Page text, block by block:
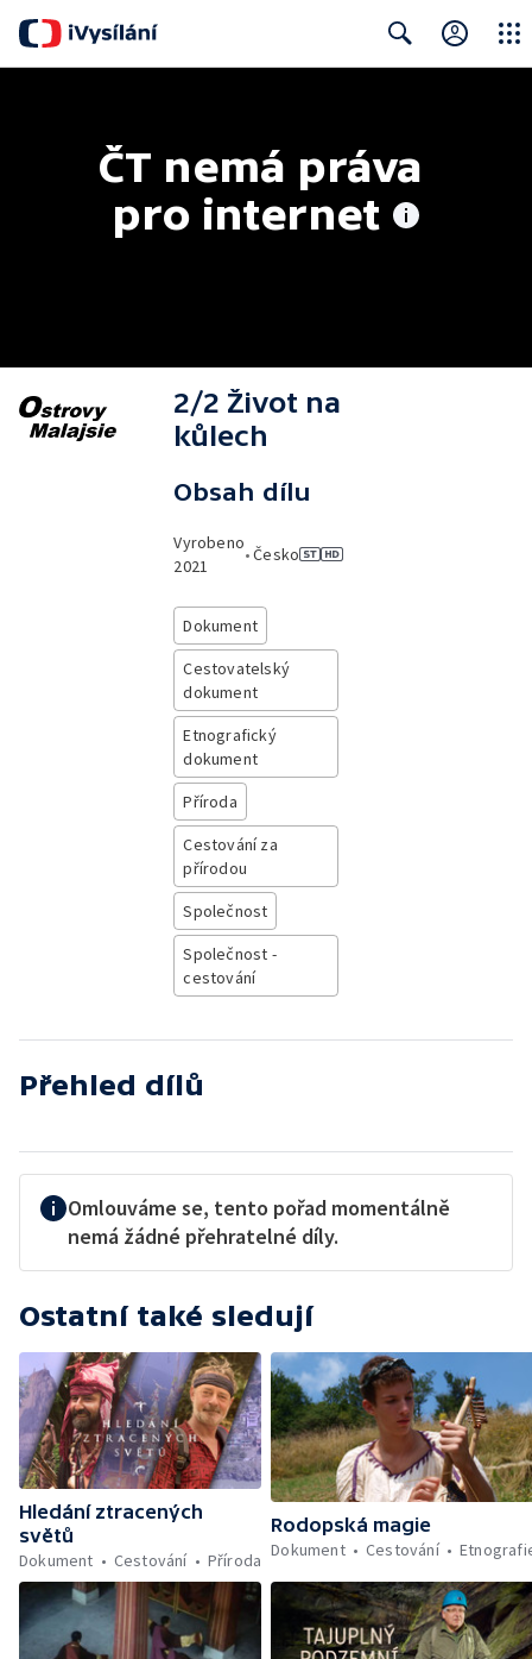
ČT nemá práva
pro internet
2/2 Život na
kůlech
Obsah dílu
Vyrobeno
2021
•Česko
Dokument
Cestovatelský
dokument
Etnografický
dokument
Příroda
Cestování za
přírodou
Společnost
Společnost -
cestování
Přehled dílů
Omlouváme se, tento pořad momentálně
nemá žádné přehratelné díly.
Ostatní také sledují
Hledání ztracených
světů
Dokument
Cestování Příroda
Rodopská magie
Dokument
Cestování